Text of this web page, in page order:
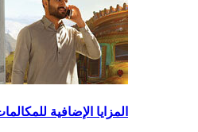
المزايا الإضافية للمكالمات الدولية